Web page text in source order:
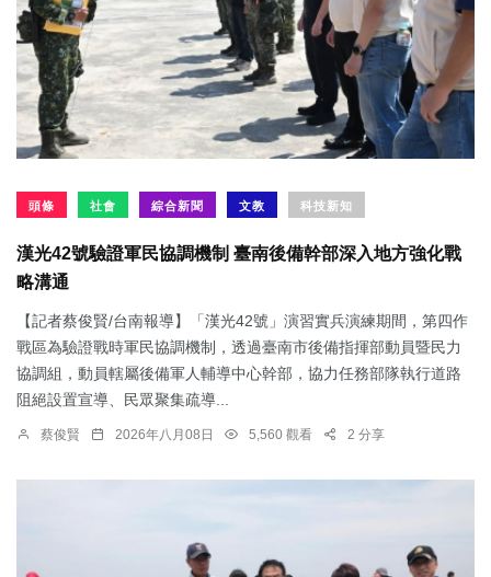
頭條 社會 綜合新聞 文教 科技新知
漢光42號驗證軍民協調機制 臺南後備幹部深入地方強化戰
略溝通
【記者蔡俊賢/台南報導】「漢光42號」演習實兵演練期間，第四作
戰區為驗證戰時軍民協調機制，透過臺南市後備指揮部動員暨民力
協調組，動員轄屬後備軍人輔導中心幹部，協力任務部隊執行道路
阻絕設置宣導、民眾聚集疏導...
蔡俊賢 2026年八月08日 5,560 觀看 2 分享